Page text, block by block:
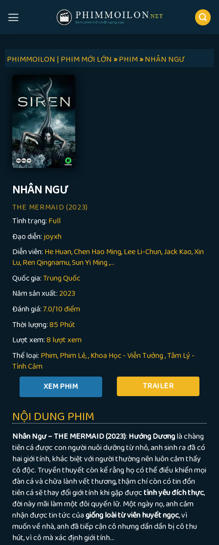
PHIMMOILON | PHIM MỚI LỚN»PHIM»NHÂN NGƯ
NHÂN NGƯ
THE MERMAID (2023)
Tình trạng: Full
Đạo diễn: joyxh
Diễn viên: He Huan, Chen Hao Ming, Lee Li-Chun, Jack Kao, Xin
Lu, Ren Qingnamu, Sun Yi Ming ,...
Quốc gia:Trung Quốc
Năm sản xuất: 2023
Đánh giá:7.0/10 điểm
Thời lượng:85 Phút
Lượt xem:8 lượt xem
Thể loại: Phim Phim Lẻ ,Khoa Học - Viễn Tưởng,Tâm Lý -
Tình Cảm
TRAILER
NỘI DUNG PHIM
Nhân Ngư – THE MERMAID (2023):Hướng Dươnglà chàng
tiên cá được con người nuôi dưỡng từ nhỏ, anh sinh ra đã có
hai giới tính, khác biệt với người thường nên luôn cảm thấy
cô độc. Truyền thuyết còn kể rằng họ có thể điều khiển mọi
đàn cá và chữa lành vết thương, thậm chí còn có tin đồn
tiên cá sẽ thay đổi giới tính khi gặp đượctình yêu đích thực,
đời này mãi làm một đôi quyến lữ. Một ngày nọ, anh cảm
nhận được tin tức củagiống loài từ viên huyết ngọc, vì
muốn về nhà, anh đã tiếp cận cô nhưng dần dần bị cô thu
hút, vì cô mà xác định giới tính…